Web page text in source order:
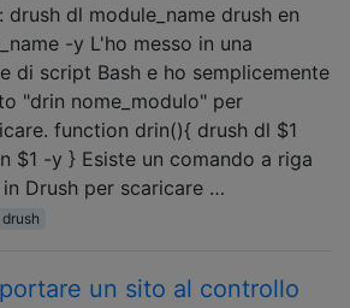
drush dl module_name drush en
-y L'ho messo in una
di script Bash e ho semplicemente
"drin nome_modulo" per
function drin(){ drush dl $1
$1 -y } Esiste un comando a riga
Drush per scaricare …
drush
un sito al controllo